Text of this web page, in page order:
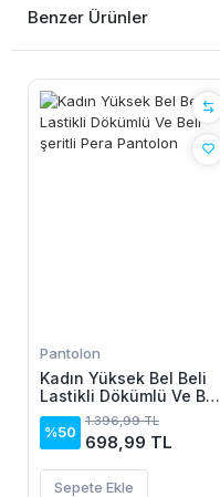
Benzer Ürünler
Pantolon
Kadın Yüksek Bel Beli
Lastikli Dökümlü Ve Beli
şeritli Pera Pantolon
%50
1.396,99 TL
698,99 TL
Sepete Ekle